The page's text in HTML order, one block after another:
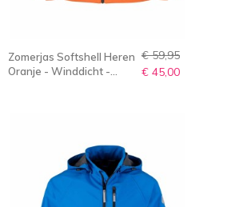
Zomerjas Softshell Heren
Oranje - Winddicht -
€ 59,95
€ 45,00